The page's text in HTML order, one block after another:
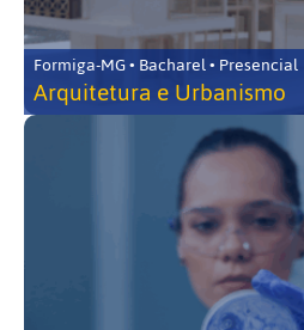
Formiga-MG • Bacharel • Presencial
Arquitetura e Urbanismo